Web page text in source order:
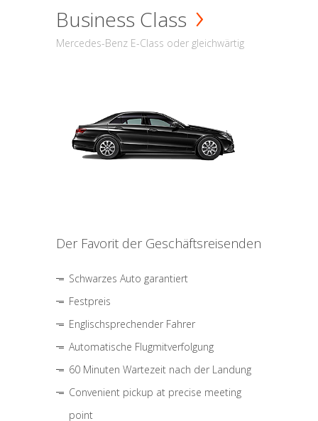
Business Class
Mercedes-Benz E-Class oder gleichwärtig
Der Favorit der Geschäftsreisenden
Schwarzes Auto garantiert
Festpreis
Englischsprechender Fahrer
Automatische Flugmitverfolgung
60 Minuten Wartezeit nach der Landung
Convenient pickup at precise meeting
point